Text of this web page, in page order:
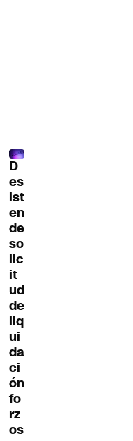
D
es
ist
en
de
so
lic
it
ud
de
liq
ui
da
ci
ón
fo
rz
os